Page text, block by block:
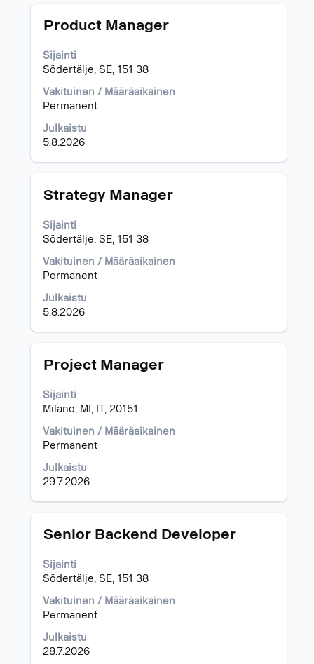
lisätiedot.
Ammattinimike
Product Manager
Sijainti
Södertälje, SE, 151 38
Vakituinen / Määräaikainen
Permanent
Julkaistu
5.8.2026
Valitse
välilyöntinäppäimellä,
jos
haluat
työpaikan
kaikki
Ammattinimike
Strategy Manager
Sijainti
Södertälje, SE, 151 38
Vakituinen / Määräaikainen
Permanent
Julkaistu
5.8.2026
Valitse
välilyöntinäppäimellä,
jos
haluat
työpaikan
kaikki
Ammattinimike
Project Manager
Sijainti
Milano, MI, IT, 20151
Vakituinen / Määräaikainen
Permanent
Julkaistu
29.7.2026
Valitse
välilyöntinäppäimellä,
jos
haluat
työpaikan
kaikki
Ammattinimike
Senior Backend Developer
Sijainti
Södertälje, SE, 151 38
Vakituinen / Määräaikainen
Permanent
Julkaistu
28.7.2026
Valitse
jos
haluat
työpaikan
kaikki